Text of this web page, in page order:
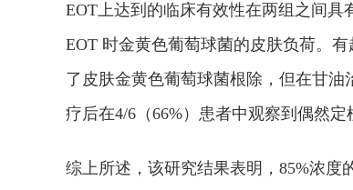
EOT上达到的临床有效性在两组之间
EOT 时金黄色葡萄球菌的皮肤负荷。
了皮肤金黄色葡萄球菌根除，但在甘
疗后在4/6（66%）患者中观察到偶然定
综上所述，该研究结果表明，85%浓